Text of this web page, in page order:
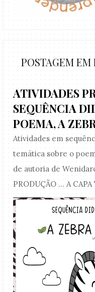
POSTAGEM EM
ATIVIDADES
SEQUÊNCIA
POEMA, A
Atividades em
temática sobre o
de autoria de
PRODUÇÃO ... A